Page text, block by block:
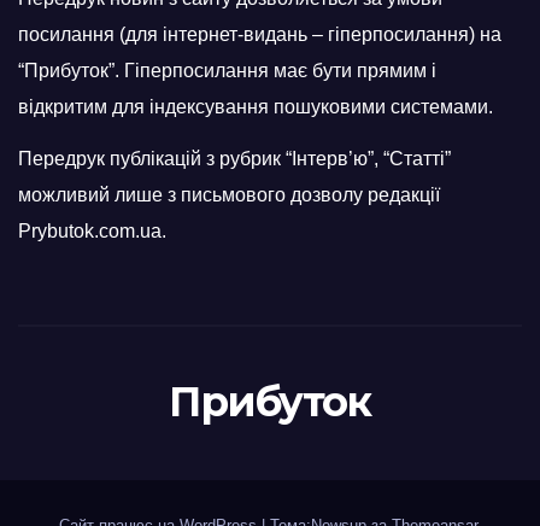
посилання (для інтернет-видань – гіперпосилання) на
“Прибуток”. Гіперпосилання має бути прямим і
відкритим для індексування пошуковими системами.
Передрук публікацій з рубрик “Інтерв’ю”, “Статті”
можливий лише з письмового дозволу редакції
Prybutok.com.ua.
Прибуток